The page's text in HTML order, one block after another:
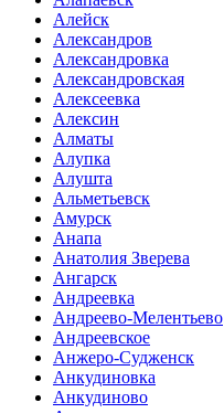
Алейск
Александров
Александровка
Александровская
Алексеевка
Алексин
Алматы
Алупка
Алушта
Альметьевск
Амурск
Анапа
Анатолия Зверева
Ангарск
Андреевка
Андреево-Мелентьево
Андреевское
Анжеро-Судженск
Анкудиновка
Анкудиново